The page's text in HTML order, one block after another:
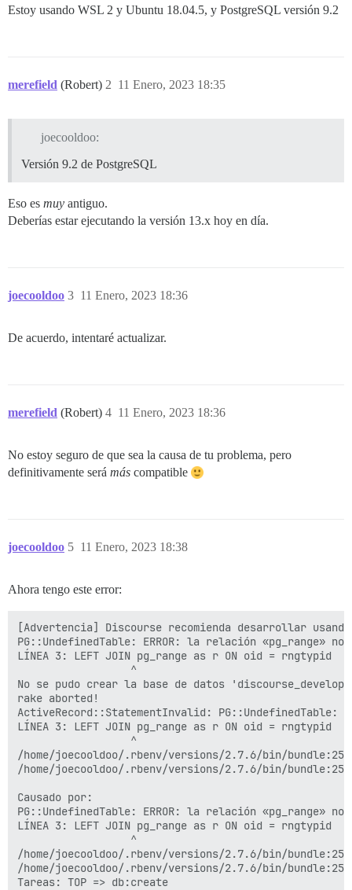
Estoy usando WSL 2 y Ubuntu 18.04.5, y PostgreSQL versión 9.2
merefield (Robert) 11 Enero, 2023 18:35
2
joecooldoo:
Versión 9.2 de PostgreSQL
Eso es muy antiguo.
Deberías estar ejecutando la versión 13.x hoy en día.
joecooldoo 11 Enero, 2023 18:36
3
De acuerdo, intentaré actualizar.
merefield (Robert) 11 Enero, 2023 18:36
4
No estoy seguro de que sea la causa de tu problema, pero
definitivamente será más compatible
joecooldoo 11 Enero, 2023 18:38
5
Ahora tengo este error:
[Advertencia] Discourse recomienda desarrollar
PG::UndefinedTable: ERROR: la relación «pg_range»
LÍNEA 3: LEFT JOIN pg_range as r ON oid = rngtypid
                  ^
No se pudo crear la base de datos
rake aborted!
ActiveRecord::StatementInvalid: PG::UndefinedTable:
LÍNEA 3: LEFT JOIN pg_range as r ON oid = rngtypid
                  ^
/home/joecooldoo/.rbenv/versions/2.7.6/bin/
/home/joecooldoo/.rbenv/versions/2.7.6/bin/
Causado por:
PG::UndefinedTable: ERROR: la relación «pg_range»
LÍNEA 3: LEFT JOIN pg_range as r ON oid = rngtypid
                  ^
/home/joecooldoo/.rbenv/versions/2.7.6/bin/
/home/joecooldoo/.rbenv/versions/2.7.6/bin/
Tareas: TOP => db:create